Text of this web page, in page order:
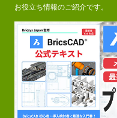
お役立ち情報のご紹介です。